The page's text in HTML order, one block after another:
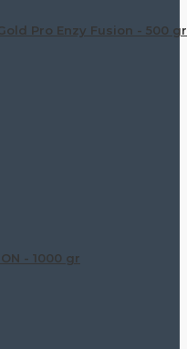
Pro Enzy Fusion - 500 gr
- 1000 gr